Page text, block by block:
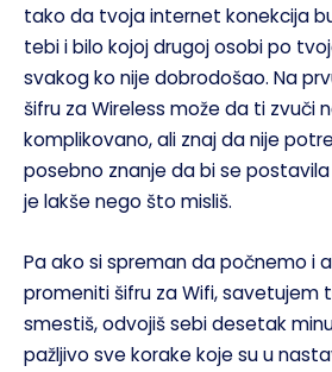
tako da tvoja internet konekcija
tebi i bilo kojoj drugoj osobi po
svakog ko nije dobrodošao. Na
šifru za Wireless može da ti zvuči
komplikovano, ali znaj da nije
posebno znanje da bi se
je lakše nego što misliš.
Pa ako si spreman da počnemo i
promeniti šifru za Wifi, savetujem
smestiš, odvojiš sebi desetak
pažljivo sve korake koje su u